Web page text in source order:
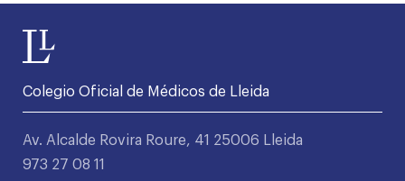
Colegio Oficial de Médicos de Lleida
Av. Alcalde Rovira Roure, 41 25006 Lleida
973 27 08 11